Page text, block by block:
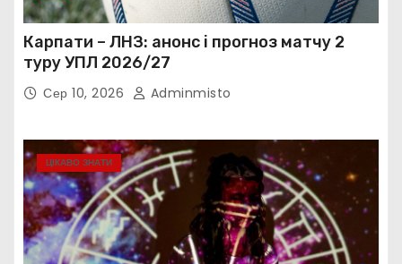
Карпати – ЛНЗ: анонс і прогноз матчу 2
туру УПЛ 2026/27
Сер 10, 2026 Adminmisto
ЦІКАВО ЗНАТИ